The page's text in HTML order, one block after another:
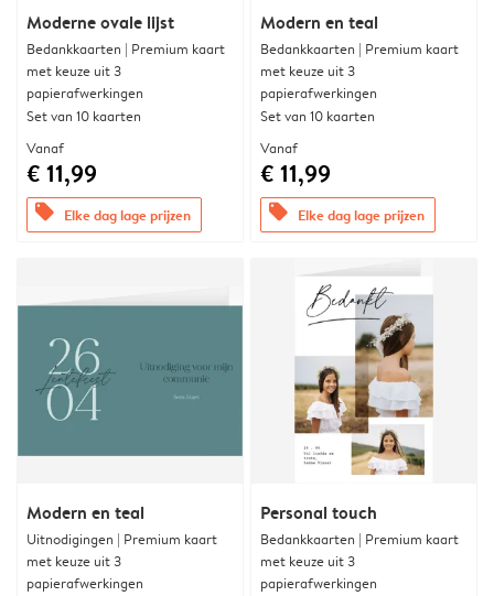
Moderne ovale lijst
Bedankkaarten | Premium kaart
met keuze uit 3
papierafwerkingen
Set van 10 kaarten
Vanaf
€ 11,99
offers Elke dag lage prijzen
Modern en teal
Bedankkaarten | Premium kaart
met keuze uit 3
papierafwerkingen
Set van 10 kaarten
Vanaf
€ 11,99
offers Elke dag lage prijzen
Modern en teal
Uitnodigingen | Premium kaart
met keuze uit 3
papierafwerkingen
Personal touch
Bedankkaarten | Premium kaart
met keuze uit 3
papierafwerkingen